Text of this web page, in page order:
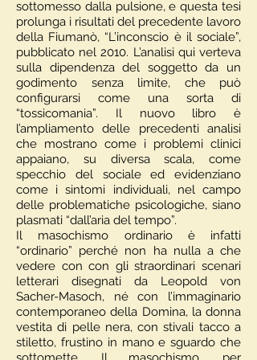
sottomesso dalla pulsione, e questa tesi
prolunga i risultati del precedente lavoro
della Fiumanò, “L’inconscio è il sociale”,
pubblicato nel 2010. L’analisi qui verteva
sulla dipendenza del soggetto da un
godimento senza limite, che può
configurarsi come una sorta di
“tossicomania”. Il nuovo libro è
l’ampliamento delle precedenti analisi
che mostrano come i problemi clinici
appaiano, su diversa scala, come
specchio del sociale ed evidenziano
come i sintomi individuali, nel campo
delle problematiche psicologiche, siano
plasmati “dall’aria del tempo”.
Il masochismo ordinario è infatti
“ordinario” perché non ha nulla a che
vedere con con gli straordinari scenari
letterari disegnati da Leopold von
Sacher-Masoch, né con l’immaginario
contemporaneo della Domina, la donna
vestita di pelle nera, con stivali tacco a
stiletto, frustino in mano e sguardo che